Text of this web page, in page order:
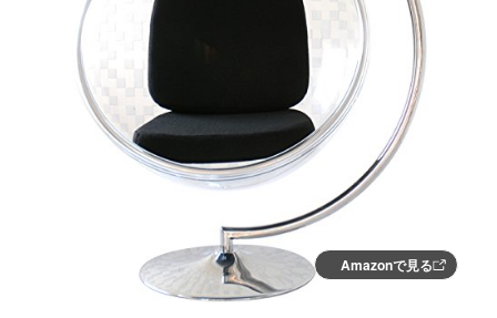
Amazonで見る